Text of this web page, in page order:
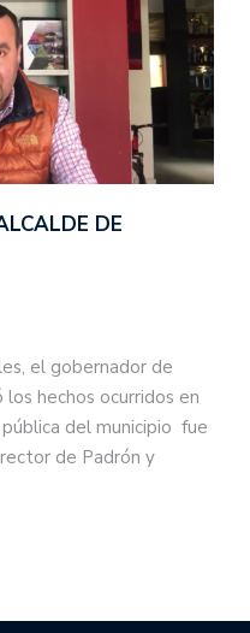
DE
el gobernador de
los hechos ocurridos en
del municipio fue
de Padrón y